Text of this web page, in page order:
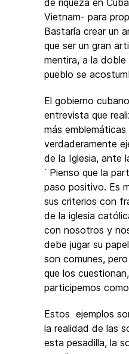
de riqueza en
Vietnam- para
Bastaría crear un
que ser un gran
mentira, a la
pueblo se
El gobierno
entrevista que
más
verdaderamente
de la Iglesia, ante
¨Pienso que la
paso positivo. Es
sus criterios con
de la iglesia
con nosotros y
debe jugar su
son comunes,
que los
participemos
Estos ejemplos
la realidad de las
esta pesadilla, la